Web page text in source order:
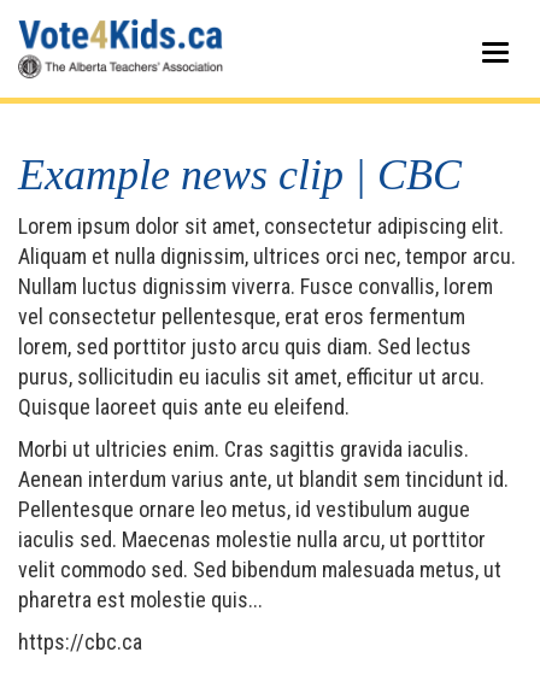
to
main
content
Example news clip | CBC
Lorem ipsum dolor sit amet, consectetur adipiscing elit.
Aliquam et nulla dignissim, ultrices orci nec, tempor arcu.
Nullam luctus dignissim viverra. Fusce convallis, lorem
vel consectetur pellentesque, erat eros fermentum
lorem, sed porttitor justo arcu quis diam. Sed lectus
purus, sollicitudin eu iaculis sit amet, efficitur ut arcu.
Quisque laoreet quis ante eu eleifend.
Morbi ut ultricies enim. Cras sagittis gravida iaculis.
Aenean interdum varius ante, ut blandit sem tincidunt id.
Pellentesque ornare leo metus, id vestibulum augue
iaculis sed. Maecenas molestie nulla arcu, ut porttitor
velit commodo sed. Sed bibendum malesuada metus, ut
pharetra est molestie quis...
https://cbc.ca